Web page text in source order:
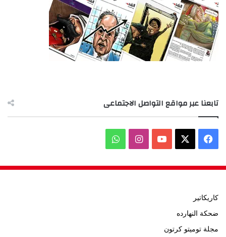
تابعنا عبر مواقع التواصل الاجتماعى
فيسبوك ‫YouTubeانستقرامواتساب
كاريكاتير
ضحكة النهارده
مجلة توميتو كرتون